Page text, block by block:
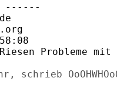
------
Probleme